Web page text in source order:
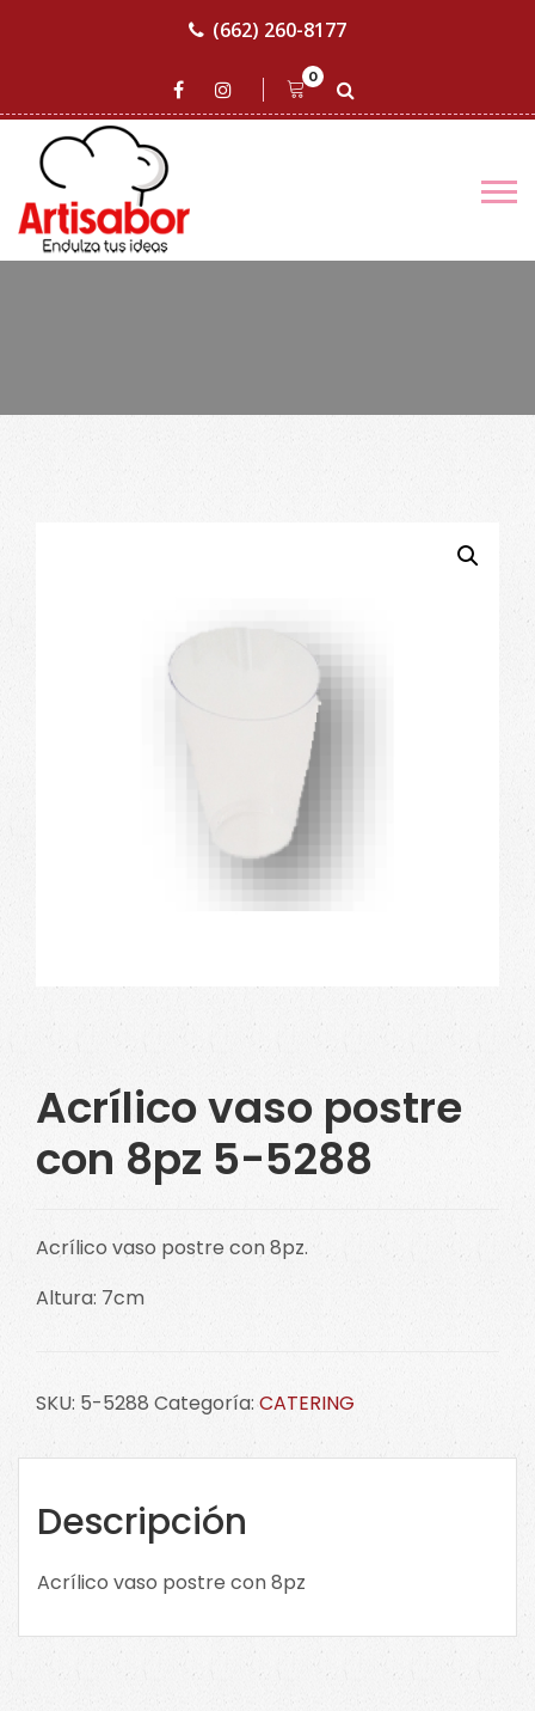
(662) 260-8177
0
Acrílico vaso postre
con 8pz 5-5288
Acrílico vaso postre con 8pz.
Altura: 7cm
SKU: 5-5288 Categoría:CATERING
Descripción
Acrílico vaso postre con 8pz